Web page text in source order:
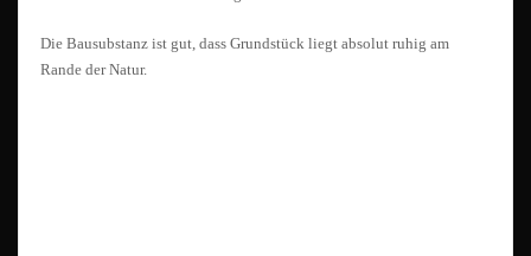
Die Bausubstanz ist gut, dass Grundstück liegt absolut ruhig am
Rande der Natur.